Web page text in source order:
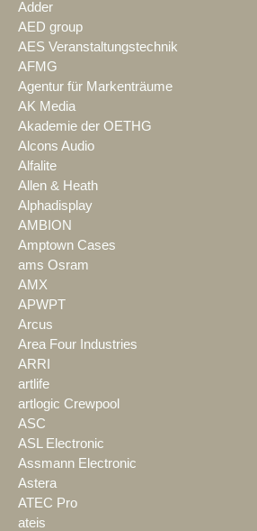
Adder
AED group
AES Veranstaltungstechnik
AFMG
Agentur für Markenträume
AK Media
Akademie der OETHG
Alcons Audio
Alfalite
Allen & Heath
Alphadisplay
AMBION
Amptown Cases
ams Osram
AMX
APWPT
Arcus
Area Four Industries
ARRI
artlife
artlogic Crewpool
ASC
ASL Electronic
Assmann Electronic
Astera
ATEC Pro
ateis